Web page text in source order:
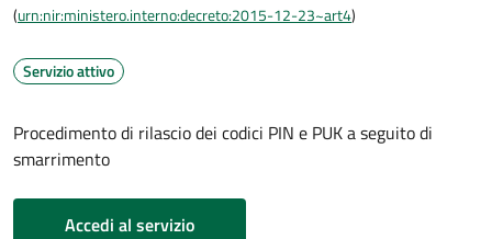
(urn:nir:ministero.interno:decreto:2015-12-23~art4)
Servizio attivo
Procedimento di rilascio dei codici PIN e PUK a seguito di
smarrimento
Accedi al servizio